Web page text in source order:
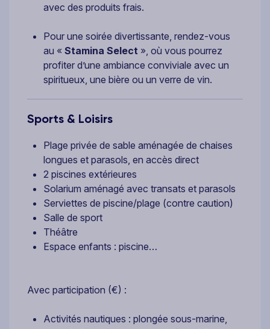
avec des produits frais.
Pour une soirée divertissante, rendez-vous
au « Stamina Select », où vous pourrez
profiter d’une ambiance conviviale avec un
spiritueux, une bière ou un verre de vin.
Sports & Loisirs
Plage privée de sable aménagée de chaises
longues et parasols, en accès direct
2 piscines extérieures
Solarium aménagé avec transats et parasols
Serviettes de piscine/plage (contre caution)
Salle de sport
Théâtre
Espace enfants : piscine…
Avec participation (€) :
Activités nautiques : plongée sous-marine,